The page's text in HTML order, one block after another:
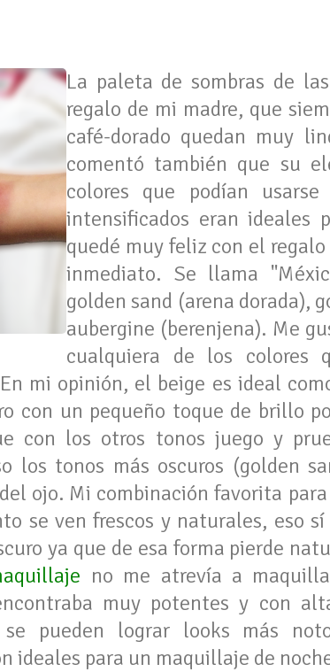
La paleta de sombras de
regalo de mi madre, que
café-dorado quedan muy
comentó también que su
colores que podían
intensificados eran ideales
quedé muy feliz con el
inmediato. Se llama
golden sand (arena dorada),
aubergine (berenjena). Me
cualquiera de los colores
mi opinión, el beige es ideal
con un pequeño toque de brillo
con los otros tonos juego y
los tonos más oscuros (golden
ojo. Mi combinación favorita
se ven frescos y naturales, eso
ya que de esa forma pierde
no me atrevía a
muy potentes y con
pueden lograr looks más
ideales para un maquillaje de